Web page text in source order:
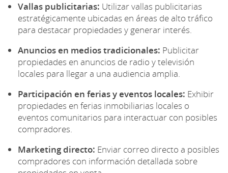
Vallas publicitarias: Utilizar vallas publicitarias
estratégicamente ubicadas en áreas de alto tráfico
para destacar propiedades y generar interés.
Anuncios en medios tradicionales: Publicitar
propiedades en anuncios de radio y televisión
locales para llegar a una audiencia amplia.
Participación en ferias y eventos locales: Exhibir
propiedades en ferias inmobiliarias locales o
eventos comunitarios para interactuar con posibles
compradores.
Marketing directo: Enviar correo directo a posibles
compradores con información detallada sobre